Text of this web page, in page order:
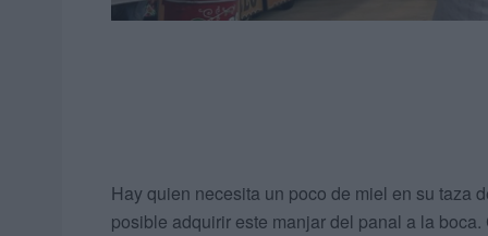
Hay quien necesita un poco de miel en su taza
posible adquirir este manjar del panal a la